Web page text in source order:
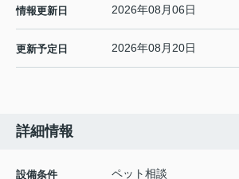
情報更新日 2026年08月06日
更新予定日 2026年08月20日
詳細情報
設備条件
ペット相談